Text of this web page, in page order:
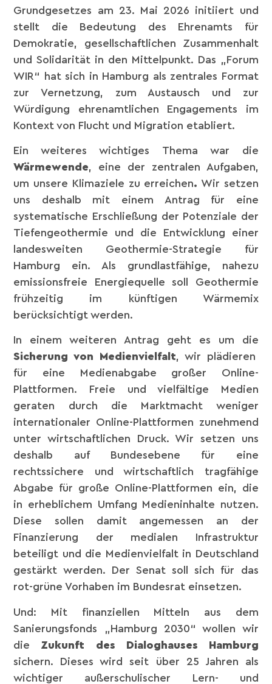
Grundgesetzes am 23. Mai 2026 initiiert und
stellt die Bedeutung des Ehrenamts für
Demokratie, gesellschaftlichen Zusammenhalt
und Solidarität in den Mittelpunkt. Das „Forum
WIR“ hat sich in Hamburg als zentrales Format
zur Vernetzung, zum Austausch und zur
Würdigung ehrenamtlichen Engagements im
Kontext von Flucht und Migration etabliert.
Ein weiteres wichtiges Thema war die
Wärmewende, eine der zentralen Aufgaben,
um unsere Klimaziele zu erreichen. Wir setzen
uns deshalb mit einem Antrag für eine
systematische Erschließung der Potenziale der
Tiefengeothermie und die Entwicklung einer
landesweiten Geothermie-Strategie für
Hamburg ein. Als grundlastfähige, nahezu
emissionsfreie Energiequelle soll Geothermie
frühzeitig im künftigen Wärmemix
berücksichtigt werden.
In einem weiteren Antrag geht es um die
Sicherung von Medienvielfalt, wir plädieren
für eine Medienabgabe großer Online-
Plattformen. Freie und vielfältige Medien
geraten durch die Marktmacht weniger
internationaler Online-Plattformen zunehmend
unter wirtschaftlichen Druck. Wir setzen uns
deshalb auf Bundesebene für eine
rechtssichere und wirtschaftlich tragfähige
Abgabe für große Online-Plattformen ein, die
in erheblichem Umfang Medieninhalte nutzen.
Diese sollen damit angemessen an der
Finanzierung der medialen Infrastruktur
beteiligt und die Medienvielfalt in Deutschland
gestärkt werden. Der Senat soll sich für das
rot-grüne Vorhaben im Bundesrat einsetzen.
Und: Mit finanziellen Mitteln aus dem
Sanierungsfonds „Hamburg 2030“ wollen wir
die Zukunft des Dialoghauses Hamburg
sichern.
Dieses wird seit über 25 Jahren als
wichtiger außerschulischer Lern- und